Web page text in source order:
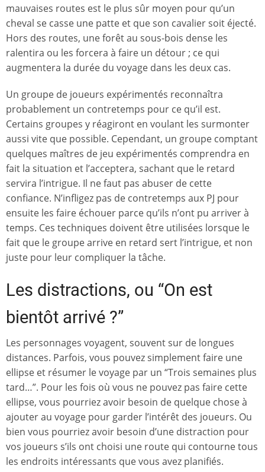
mauvaises routes est le plus sûr moyen pour qu’un
cheval se casse une patte et que son cavalier soit éjecté.
Hors des routes, une forêt au sous-bois dense les
ralentira ou les forcera à faire un détour ; ce qui
augmentera la durée du voyage dans les deux cas.
Un groupe de joueurs expérimentés reconnaîtra
probablement un contretemps pour ce qu’il est.
Certains groupes y réagiront en voulant les surmonter
aussi vite que possible. Cependant, un groupe comptant
quelques maîtres de jeu expérimentés comprendra en
fait la situation et l’acceptera, sachant que le retard
servira l’intrigue. Il ne faut pas abuser de cette
confiance. N’infligez pas de contretemps aux PJ pour
ensuite les faire échouer parce qu’ils n’ont pu arriver à
temps. Ces techniques doivent être utilisées lorsque le
fait que le groupe arrive en retard sert l’intrigue, et non
juste pour leur compliquer la tâche.
Les distractions, ou “On est
bientôt arrivé ?”
Les personnages voyagent, souvent sur de longues
distances. Parfois, vous pouvez simplement faire une
ellipse et résumer le voyage par un “Trois semaines plus
tard…”. Pour les fois où vous ne pouvez pas faire cette
ellipse, vous pourriez avoir besoin de quelque chose à
ajouter au voyage pour garder l’intérêt des joueurs. Ou
bien vous pourriez avoir besoin d’une distraction pour
vos joueurs s’ils ont choisi une route qui contourne tous
les endroits intéressants que vous avez planifiés.